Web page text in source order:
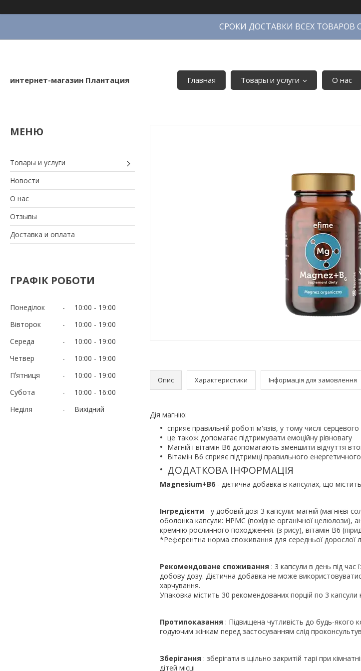
СРОКИ ДОСТАВКИ ВСЕХ ТОВАРОВ
интернет-магазин Плантация Главная Товары и услуги О нас
Товары и услуги
Новости
О нас
Отзывы
Доставка и оплата
ГРАФІК РОБОТИ
Понеділок 10:00
19:00
Вівторок
10:00
19:00
Середа
10:00
19:00
Четвер
10:00
19:00
Пʼятниця
10:00
19:00
Субота
10:00
16:00
Неділя
Вихідний
Опис Характеристики Інформація для замовлення
Дія магнію:
сприяє правильній роботі м'язів, у тому числі серцевого
це також допомагає підтримувати емоційну рівновагу
Магній і вітамін В6 допомагають зменшити відчуття
Вітамін В6 сприяє підтримці правильного
ДОДАТКОВА ІНФОРМАЦІЯ
Magnesium+B6 - дієтична добавка в капсулах, що містить
Інгредієнти - у добовій дозі 3 капсули: магній (магнієві
оболонка капсули: HPMC (похідне органічної целюлози),
кремнію рослинного походження. (з рису), вітамін В6
*Референтна норма споживання для середньої дорослої
Рекомендоване споживання : 3 капсули в день під
добову дозу. Дієтична добавка не може
харчування.
Упаковка містить 30 рекомендованих порцій по 3 капсули
Протипоказання : Підвищена чутливість до будь-якого
годуючим жінкам перед застосуванням слід
Зберігання : зберігати в щільно закритій тарі при
дітей місці